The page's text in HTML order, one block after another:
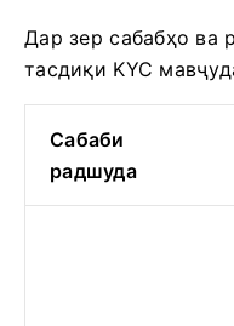
Дар зер сабабҳо ва
тасдиқи KYC
Сабаби
радшуда